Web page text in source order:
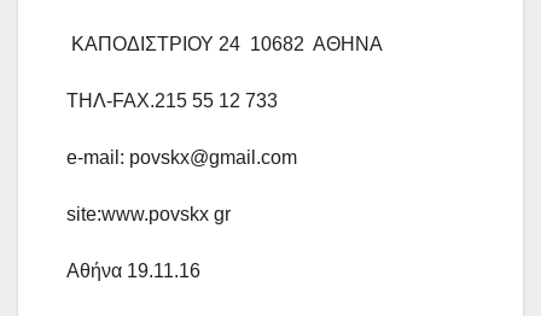
ΚΑΠΟΔΙΣΤΡΙΟΥ 24 10682 ΑΘΗΝΑ
ΤΗΛ-FAX.215 55 12 733
e-mail: povskx@gmail.com
site:www.povskx gr
Αθήνα 19.11.16